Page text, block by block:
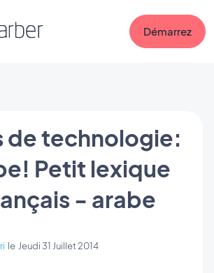
Démarrez
de technologie:
Petit lexique
- arabe
le Jeudi 31 Juillet 2014